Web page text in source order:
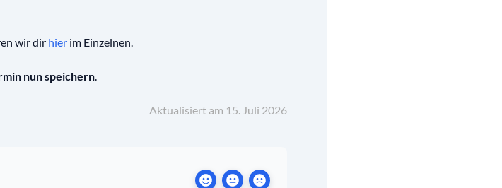
wir dir hierim Einzelnen.
nun speichern.
Aktualisiert am 15. Juli 2026